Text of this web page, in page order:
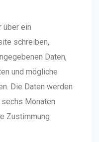
über ein
schreiben,
Daten,
und mögliche
Die Daten werden
Monaten
Zustimmung